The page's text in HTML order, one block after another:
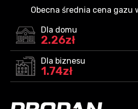
Obecna średnia cena
Dla domu
2.26zł
Dla biznesu
1.74zł